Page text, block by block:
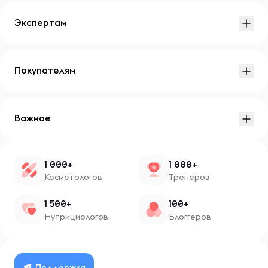
Экспертам
Покупателям
Важное
1 000+
Косметологов
1 000+
Тренеров
1 500+
Нутрициологов
100+
Блоггеров